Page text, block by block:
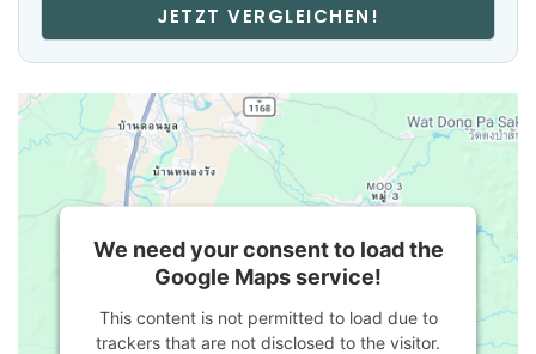
JETZT VERGLEICHEN!
We need your consent to load the
Google Maps service!
This content is not permitted to load due to
trackers that are not disclosed to the visitor.